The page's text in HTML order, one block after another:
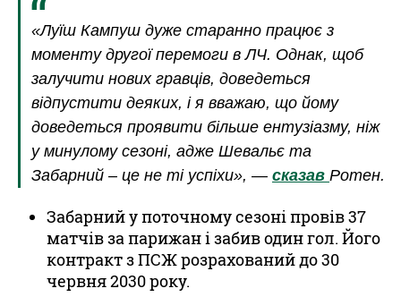
«Луїш Кампуш дуже старанно працює з
моменту другої перемоги в ЛЧ. Однак, щоб
залучити нових гравців, доведеться
відпустити деяких, і я вважаю, що йому
доведеться проявити більше ентузіазму, ніж
у минулому сезоні, адже Шевальє та
Забарний – це не ті успіхи», — сказав Ротен.
Забарний у поточному сезоні провів 37
матчів за парижан і забив один гол. Його
контракт з ПСЖ розрахований до 30
червня 2030 року.